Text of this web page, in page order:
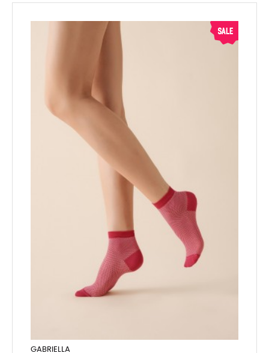
GABRIELLA